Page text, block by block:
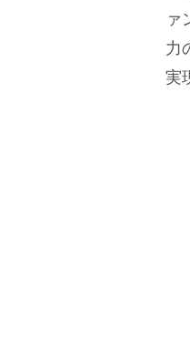
ァ
力
実